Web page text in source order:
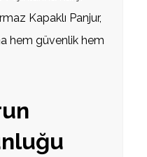
Kapaklı Panjur,
hem güvenlik hem